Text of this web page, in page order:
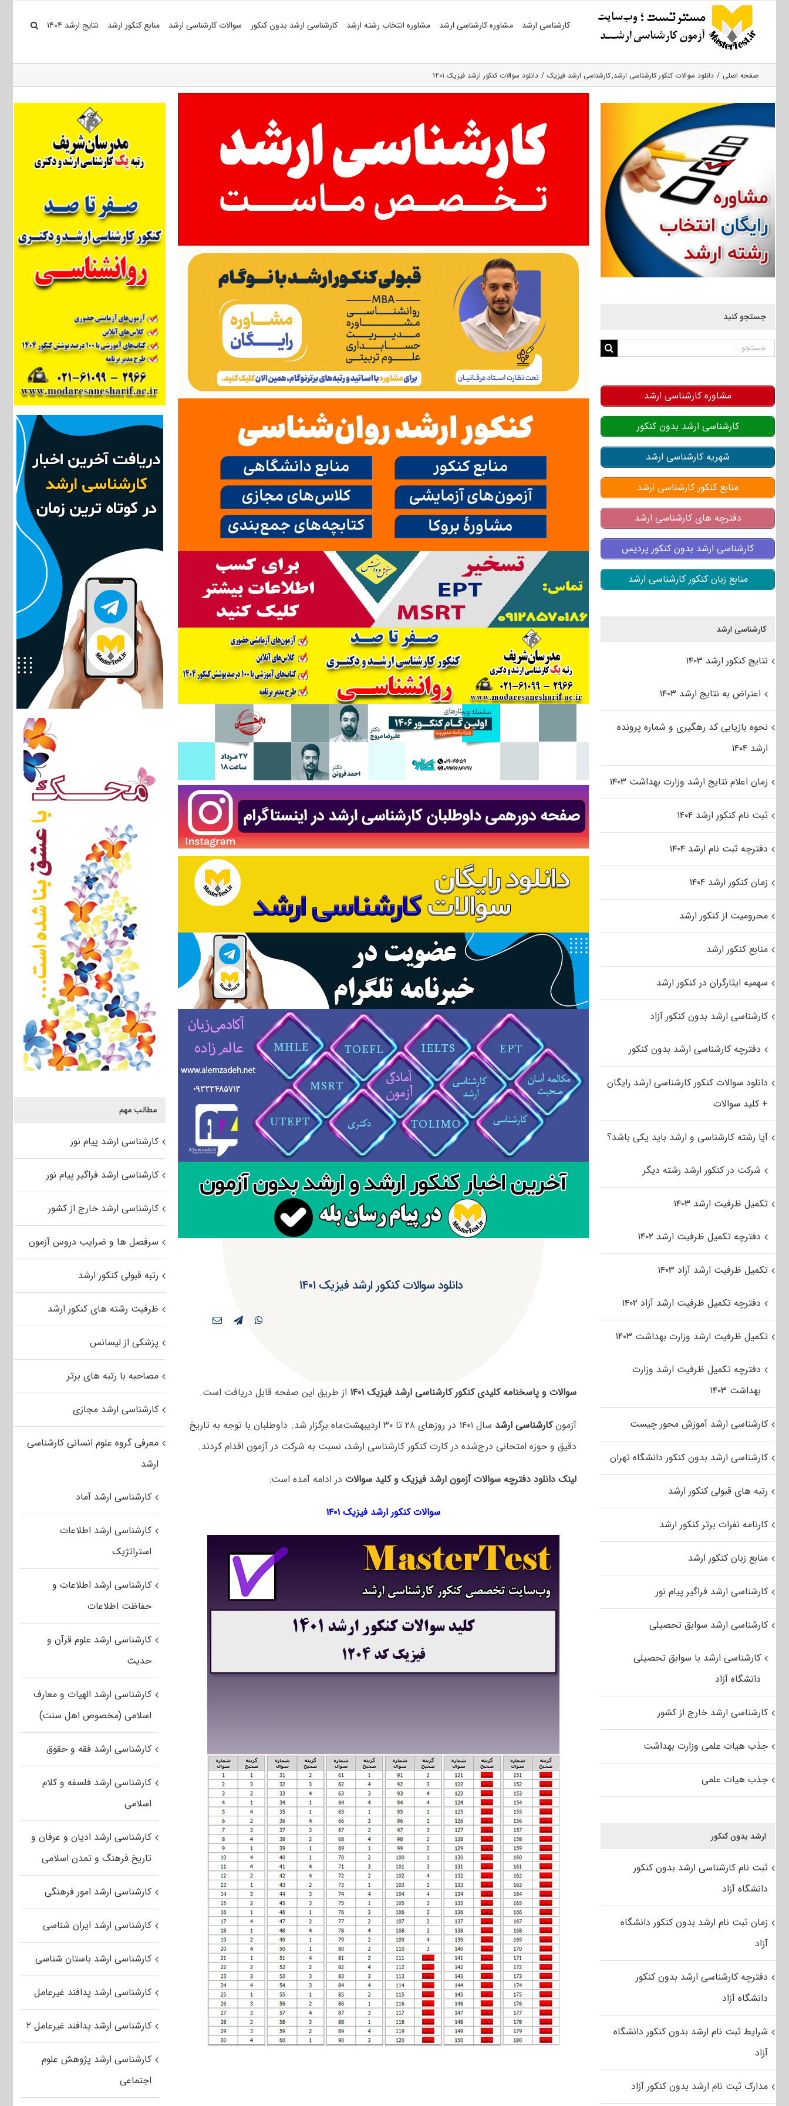
کارشناسی ارشد مشاوره کارشناسی ارشد مشاوره انتخاب رشته ارشد کارشناسی ارشد بدون کنکور سوالات کارشناسی ارشد منابع کنکور ارشد نتایج ارشد ۱۴۰۴
صفحه اصلی دانلود سوالات کنکور کارشناسی ارشد کارشناسی ارشد فیزیک دانلود سوالات کنکور ارشد فیزیک ۱۴۰۱
دانلود سوالات کنکور ارشد فیزیک ۱۴۰۱
سوالات و پاسخنامه کلیدی کنکور کارشناسی ارشد فیزیک ۱۴۰۱ از طریق این صفحه قابل دریافت است.
آزمونکارشناسی ارشد
سال ۱۴۰۱ در روزهای ۲۸ تا ۳۰ اردیبهشت‌ماه برگزار شد. داوطلبان با توجه به تاریخ
دقیق و حوزه امتحانی درج‌شده در کارت کنکور کارشناسی ارشد، نسبت به شرکت در آزمون اقدام کردند.
لینک دانلود دفترچه سوالات آزمون ارشد فیزیک و کلید سوالاتدر ادامه آمده است:
سوالات کنکور ارشد فیزیک ۱۴۰۱
مطالب مهم
کارشناسی ارشد پیام نور
کارشناسی ارشد فراگیر پیام نور
کارشناسی ارشد خارج از کشور
سرفصل ها و ضرایب دروس آزمون
رتبه قبولی کنکور ارشد
ظرفیت رشته های کنکور ارشد
پزشکی از لیسانس
مصاحبه با رتبه های برتر
کارشناسی ارشد مجازی
معرفی گروه علوم انسانی کارشناسی
ارشد
کارشناسی ارشد آماد
کارشناسی ارشد اطلاعات
استراتژیک
کارشناسی ارشد اطلاعات و
حفاظت اطلاعات
کارشناسی ارشد علوم قرآن و
حدیث
کارشناسی ارشد الهیات و معارف
اسلامی (مخصوص اهل سنت)
کارشناسی ارشد فقه و حقوق
کارشناسی ارشد فلسفه و کلام
اسلامی
کارشناسی ارشد ادیان و عرفان و
تاریخ فرهنگ و تمدن اسلامی
کارشناسی ارشد امور فرهنگی
کارشناسی ارشد ایران شناسی
کارشناسی ارشد باستان شناسی
کارشناسی ارشد پدافند غیرعامل
کارشناسی ارشد پدافند غیرعامل ۲
کارشناسی ارشد پژوهش علوم
اجتماعی
جستجو کنید
جستجو
مشاوره کارشناسی ارشد
کارشناسی ارشد بدون کنکور
شهریه کارشناسی ارشد
منابع کنکور کارشناسی ارشد
دفترچه های کارشناسی ارشد
کارشناسی ارشد بدون کنکور پردیس
منابع زبان کنکور کارشناسی ارشد
کارشناسی ارشد
نتایج کنکور ارشد ۱۴۰۳
اعتراض به نتایج ارشد ۱۴۰۳
نحوه بازیابی کد رهگیری و شماره پرونده
ارشد ۱۴۰۴
زمان اعلام نتایج ارشد وزارت بهداشت ۱۴۰۳
ثبت نام کنکور ارشد ۱۴۰۴
دفترچه ثبت نام ارشد ۱۴۰۴
زمان کنکور ارشد ۱۴۰۴
محرومیت از کنکور ارشد
منابع کنکور ارشد
سهمیه ایثارگران در کنکور ارشد
کارشناسی ارشد بدون کنکور آزاد
دفترچه کارشناسی ارشد بدون کنکور
دانلود سوالات کنکور کارشناسی ارشد رایگان
+ کلید سوالات
آیا رشته کارشناسی و ارشد باید یکی باشد؟
شرکت در کنکور ارشد رشته دیگر
تکمیل ظرفیت ارشد ۱۴۰۳
دفترچه تکمیل ظرفیت ارشد ۱۴۰۲
تکمیل ظرفیت ارشد آزاد ۱۴۰۳
دفترچه تکمیل ظرفیت ارشد آزاد ۱۴۰۲
تکمیل ظرفیت ارشد وزارت بهداشت ۱۴۰۳
دفترچه تکمیل ظرفیت ارشد وزارت
بهداشت ۱۴۰۳
کارشناسی ارشد آموزش محور چیست
کارشناسی ارشد بدون کنکور دانشگاه تهران
رتبه های قبولی کنکور ارشد
کارنامه نفرات برتر کنکور ارشد
منابع زبان کنکور ارشد
کارشناسی ارشد فراگیر پیام نور
کارشناسی ارشد سوابق تحصیلی
کارشناسی ارشد با سوابق تحصیلی
دانشگاه آزاد
کارشناسی ارشد خارج از کشور
جذب هیات علمی وزارت بهداشت
جذب هیات علمی
ارشد بدون کنکور
ثبت نام کارشناسی ارشد بدون کنکور
دانشگاه آزاد
زمان ثبت نام ارشد بدون کنکور دانشگاه
آزاد
دفترچه کارشناسی ارشد بدون کنکور
دانشگاه آزاد
شرایط ثبت نام ارشد بدون کنکور دانشگاه
آزاد
مدارک ثبت نام ارشد بدون کنکور آزاد